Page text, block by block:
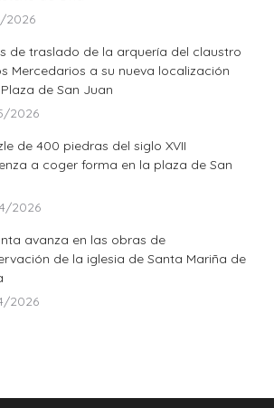
2026
de traslado de la arquería del claustro
Mercedarios a su nueva localización
de San Juan
2026
de 400 piedras del siglo XVII
a coger forma en la plaza de San
2026
avanza en las obras de
de la iglesia de Santa Mariña de
2026